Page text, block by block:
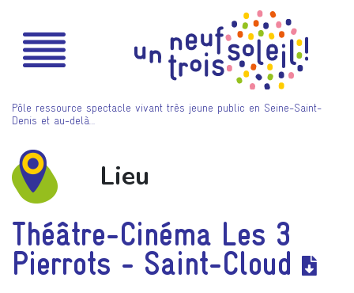
Pôle ressource spectacle vivant très jeune public en Seine-Saint-
Denis et au-delà…
Lieu
Théâtre-Cinéma Les 3
Pierrots - Saint-Cloud